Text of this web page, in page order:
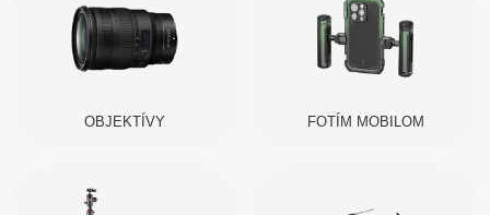
OBJEKTÍVY FOTÍM MOBILOM